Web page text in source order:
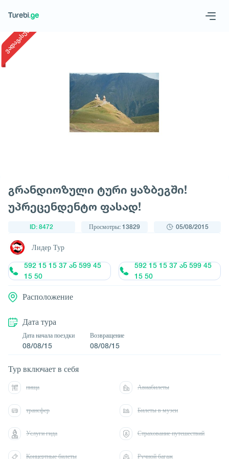
Запросить тур
ვადაგასული
გრანდიოზული ტური ყაზბეგში!
უპრეცენდენტო ფასად!
ID: 8472 Просмотры: 13829 05/08/2015
Лидер Тур
592 15 15 37 ან 599 45
15 50
592 15 15 37 ან 599 45
15 50
Расположение
Дата тура
Дата начала поездки
08/08/15
Возвращение
08/08/15
Тур включает в себя
пища Авиабилеты
трансфер Билеты в музеи
Услуги гида Страхование путешествий
Концертные билеты Ручной багаж